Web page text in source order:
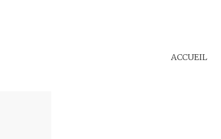
ACCUEIL